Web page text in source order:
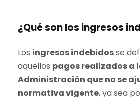
¿Qué son los ingresos
Los ingresos indebidosse
aquellos pagos realizados a
Administración que no se
normativa vigente, ya sea